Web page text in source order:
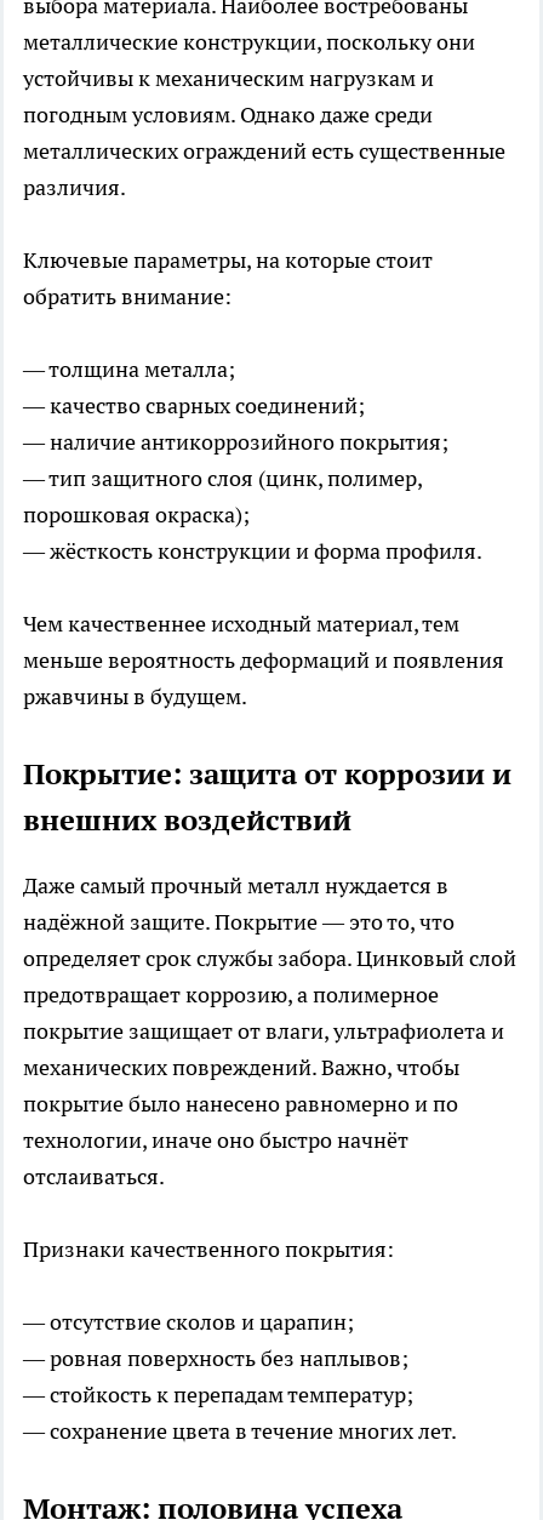
выбора материала. Наиболее востребованы
металлические конструкции, поскольку они
устойчивы к механическим нагрузкам и
погодным условиям. Однако даже среди
металлических ограждений есть существенные
различия.
Ключевые параметры, на которые стоит
обратить внимание:
— толщина металла;
— качество сварных соединений;
— наличие антикоррозийного покрытия;
— тип защитного слоя (цинк, полимер,
порошковая окраска);
— жёсткость конструкции и форма профиля.
Чем качественнее исходный материал, тем
меньше вероятность деформаций и появления
ржавчины в будущем.
Покрытие: защита от коррозии и
внешних воздействий
Даже самый прочный металл нуждается в
надёжной защите. Покрытие — это то, что
определяет срок службы забора. Цинковый слой
предотвращает коррозию, а полимерное
покрытие защищает от влаги, ультрафиолета и
механических повреждений. Важно, чтобы
покрытие было нанесено равномерно и по
технологии, иначе оно быстро начнёт
отслаиваться.
Признаки качественного покрытия:
— отсутствие сколов и царапин;
— ровная поверхность без наплывов;
— стойкость к перепадам температур;
— сохранение цвета в течение многих лет.
Монтаж: половина успеха